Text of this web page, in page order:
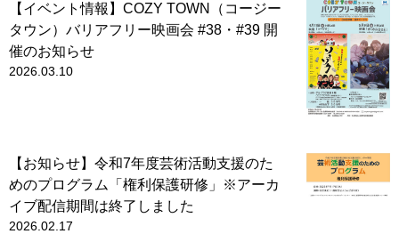
【イベント情報】COZY TOWN（コージー
タウン）バリアフリー映画会 #38・#39 開
催のお知らせ
2026.03.10
【お知らせ】令和7年度芸術活動支援のた
めのプログラム「権利保護研修」※アーカ
イブ配信期間は終了しました
2026.02.17